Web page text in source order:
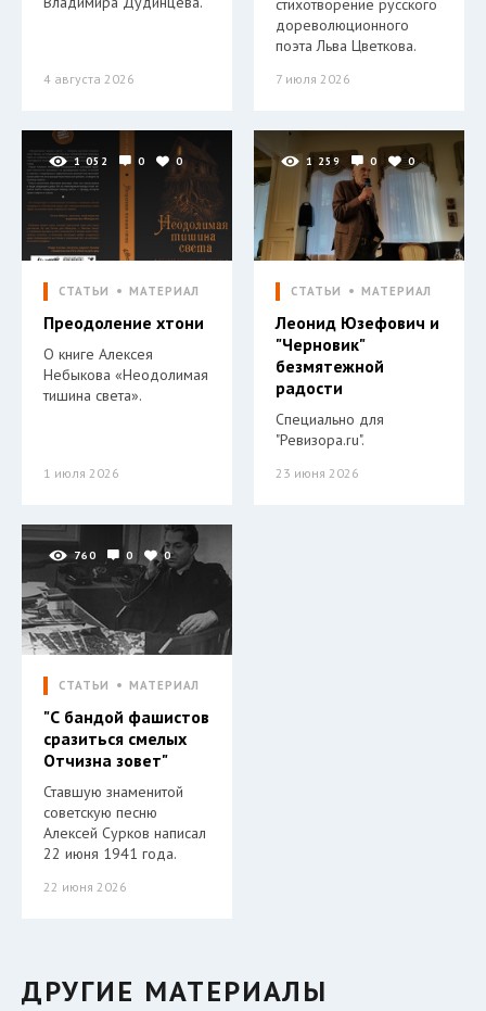
4 августа 2026
стихотворение русского
дореволюционного
поэта Льва Цветкова.
7 июля 2026
1 052 0 0
СТАТЬИ МАТЕРИАЛ
Преодоление хтони
О книге Алексея
Небыкова «Неодолимая
тишина света».
1 июля 2026
1 259 0 0
СТАТЬИ МАТЕРИАЛ
Леонид Юзефович и
"Черновик"
безмятежной
радости
Специально для
"Ревизора.ru".
23 июня 2026
760 0 0
СТАТЬИ МАТЕРИАЛ
"С бандой фашистов
сразиться смелых
Отчизна зовет"
Ставшую знаменитой
советскую песню
Алексей Сурков написал
22 июня 1941 года.
22 июня 2026
ДРУГИЕ МАТЕРИАЛЫ